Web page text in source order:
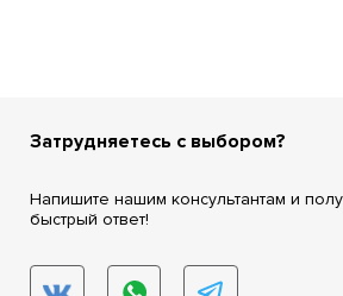
Затрудняетесь с выбором?
Напишите нашим консультантам и
быстрый ответ!